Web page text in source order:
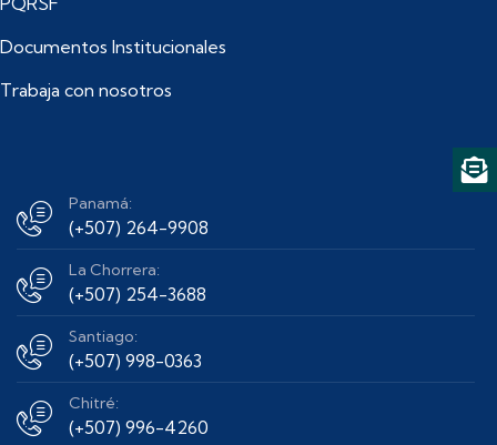
Documentos Institucionales
Trabaja con nosotros
Panamá:
(+507) 264-9908
La Chorrera:
(+507) 254-3688
Santiago:
(+507) 998-0363
Chitré:
(+507) 996-4260